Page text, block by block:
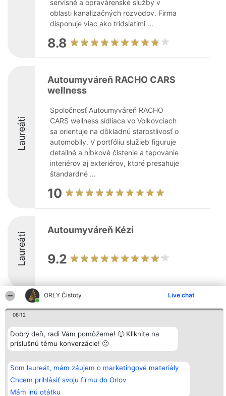
ORLY Čistoty Live chat
08:12
Dobrý deň, radi Vám pomôžeme! 🙂 Kliknite na
príslušnú tému konverzácie! 🙂
Som laureát, mám záujem o marketingové materiály
Chcem prihlásiť svoju firmu do Orlov
Mám inú otátku
servisné a opravárenské služby v
oblasti kanalizačných rozvodov. Firma
disponuje viac ako tridsiatimi ...
8.8
Laureáti
Autoumyváreň RACHO CARS
wellness
Spoločnosť Autoumyváreň RACHO
CARS wellness sídliaca vo Volkovciach
sa orientuje na dôkladnú starostlivosť o
automobily. V portfóliu služieb figuruje
detailné a hĺbkové čistenie a tepovanie
interiérov aj exteriérov, ktoré presahuje
štandardné ...
10
Laureáti
Autoumyváreň Kézi
9.2
Organizátor hodnotenia
Bright Side Solutions sp. z o.
ul. Ruska 22
Wrocław 50-079
KRS 0000749100 | Regon
+48 508 492 400
Hodnotenie
wszystkich
Laureatów
Podmienky
podmienky
Zásady
ochrany
osobných
Kontakt